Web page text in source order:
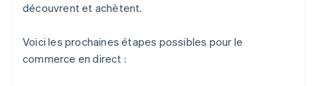
découvrent et achètent.
Voici les prochaines étapes possibles pour le
commerce en direct :